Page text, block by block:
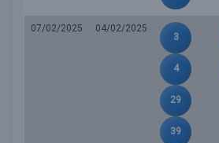
07/02/2025
04/02/2025
3
4
29
39